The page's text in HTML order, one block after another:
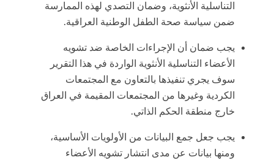
التناسلية الأنثوية، وضمان التصدي لهذه الممارسة
ضمن سياسة صحة الطفل الوطنية العراقية.
يجب ضمان أن الإجراءات الخاصة ضد تشويه
الأعضاء التناسلية الأنثوية الواردة في هذا التقرير
سوف يجري تنفيذها بالتعاون مع المجتمعات
الكردية وغيرها من المجتمعات المقيمة في العراق
خارج منطقة الحكم الذاتي.
يجب جعل جمع البيانات من الأولويات الأساسية،
ومنها بيانات عن مدى انتشار تشويه الأعضاء